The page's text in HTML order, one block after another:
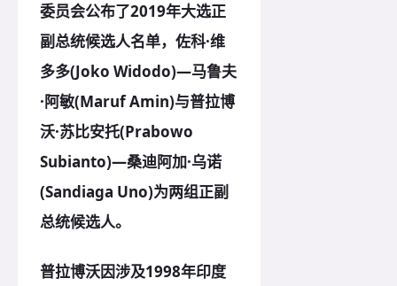
委员会公布了2019年大选正
副总统候选人名单，佐科·维
多多(Joko Widodo)—马鲁夫
·阿敏(Maruf Amin)与普拉博
沃·苏比安托(Prabowo
Subianto)—桑迪阿加·乌诺
(Sandiaga Uno)为两组正副
总统候选人。
普拉博沃因涉及1998年印度